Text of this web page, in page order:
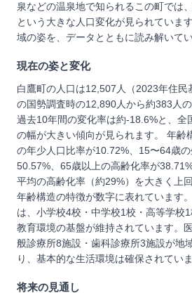
泉などの温泉地で知られるこの町では
という大きな人口変化が見られていま
域の姿を、データとともに読み解いてい
現在の姿と変化
白鷹町の人口は12,507人（2023年住民
の国勢調査時の12,890人から約383人の
過去10年間の変化率は約-18.6%と、全
の幅が大きい傾向が見られます。 年齢
の年少人口比率が10.72%、15〜64歳
50.57%、65歳以上の高齢化率が
平均の高齢化率（約29%）を大きく上
年齢構造の特徴が数字に表れています
は、小学校4校・中学校1校・高等学校1
教育環境の基盤が維持されています。
般診療所8施設・歯科診療所3施設が地
り、基本的な生活環境は確保されていま
将来の見通し